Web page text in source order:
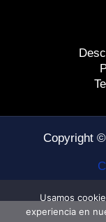
Copyright
Usamos
experiencia en